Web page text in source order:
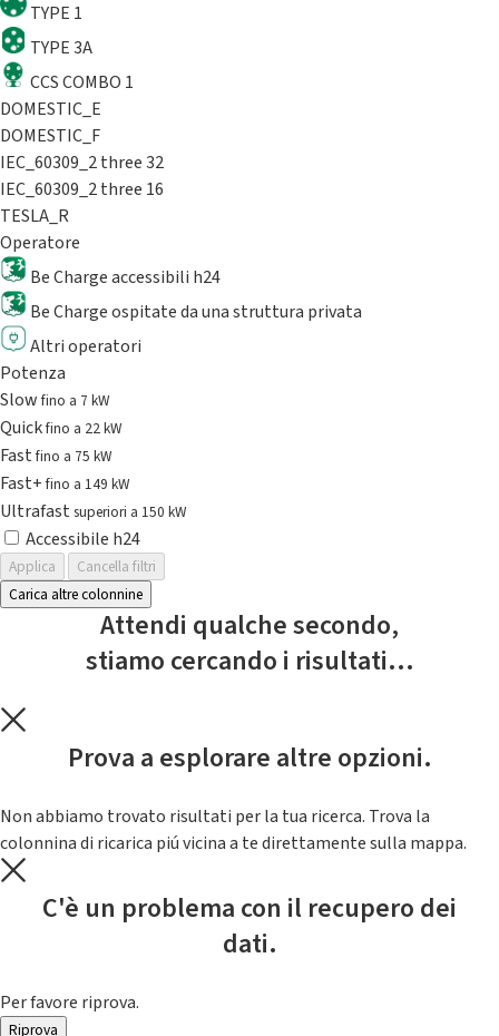
TYPE 1
TYPE 3A
CCS COMBO 1
DOMESTIC_E
DOMESTIC_F
IEC_60309_2 three 32
IEC_60309_2 three 16
TESLA_R
Operatore
Be Charge accessibili h24
Be Charge ospitate da una struttura privata
Altri operatori
Potenza
Slowfino a 7 kW
Quickfino a 22 kW
Fastfino a 75 kW
Fast+fino a 149 kW
Ultrafast superiori a 150 kW
Accessibile h24
Applica
Cancella filtri
Carica altre colonnine
Attendi qualche secondo,
stiamo cercando i risultati...
Prova a esplorare altre opzioni.
Non abbiamo trovato risultati per la tua ricerca. Trova la
colonnina di ricarica piú vicina a te direttamente sulla mappa.
C'è un problema con il recupero dei
dati.
Per favore riprova.
Riprova